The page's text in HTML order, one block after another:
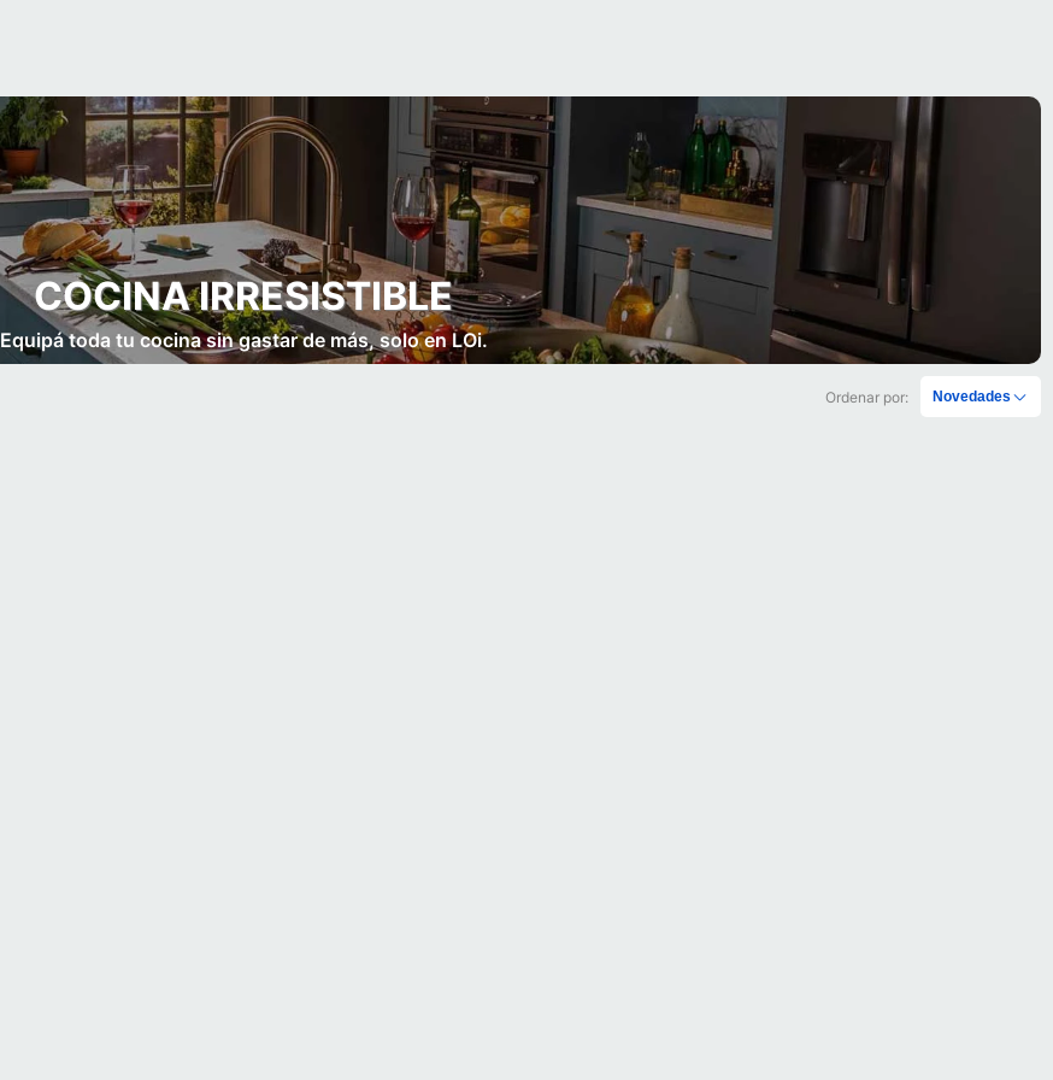
COCINA IRRESISTIBLE
Equipá toda tu cocina sin gastar de más, solo en LOi.
Ordenar por: Novedades